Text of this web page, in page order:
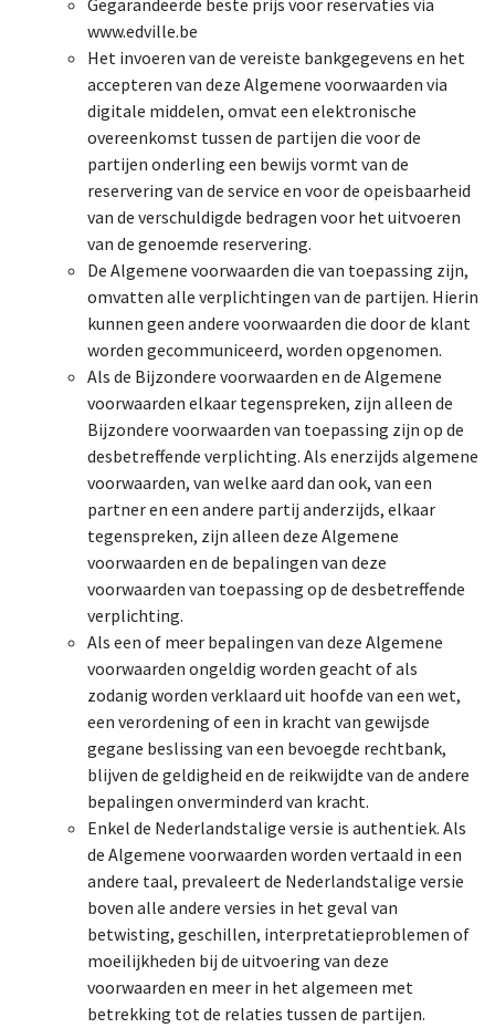
Gegarandeerde beste prijs voor reservaties via
www.edville.be
Het invoeren van de vereiste bankgegevens en het
accepteren van deze Algemene voorwaarden via
digitale middelen, omvat een elektronische
overeenkomst tussen de partijen die voor de
partijen onderling een bewijs vormt van de
reservering van de service en voor de opeisbaarheid
van de verschuldigde bedragen voor het uitvoeren
van de genoemde reservering.
De Algemene voorwaarden die van toepassing zijn,
omvatten alle verplichtingen van de partijen. Hierin
kunnen geen andere voorwaarden die door de klant
worden gecommuniceerd, worden opgenomen.
Als de Bijzondere voorwaarden en de Algemene
voorwaarden elkaar tegenspreken, zijn alleen de
Bijzondere voorwaarden van toepassing zijn op de
desbetreffende verplichting. Als enerzijds algemene
voorwaarden, van welke aard dan ook, van een
partner en een andere partij anderzijds, elkaar
tegenspreken, zijn alleen deze Algemene
voorwaarden en de bepalingen van deze
voorwaarden van toepassing op de desbetreffende
verplichting.
Als een of meer bepalingen van deze Algemene
voorwaarden ongeldig worden geacht of als
zodanig worden verklaard uit hoofde van een wet,
een verordening of een in kracht van gewijsde
gegane beslissing van een bevoegde rechtbank,
blijven de geldigheid en de reikwijdte van de andere
bepalingen onverminderd van kracht.
Enkel de Nederlandstalige versie is authentiek. Als
de Algemene voorwaarden worden vertaald in een
andere taal, prevaleert de Nederlandstalige versie
boven alle andere versies in het geval van
betwisting, geschillen, interpretatieproblemen of
moeilijkheden bij de uitvoering van deze
voorwaarden en meer in het algemeen met
betrekking tot de relaties tussen de partijen.